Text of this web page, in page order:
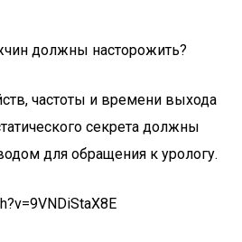
должны насторожить?
частоты и времени выхода
секрета должны
для обращения к урологу.